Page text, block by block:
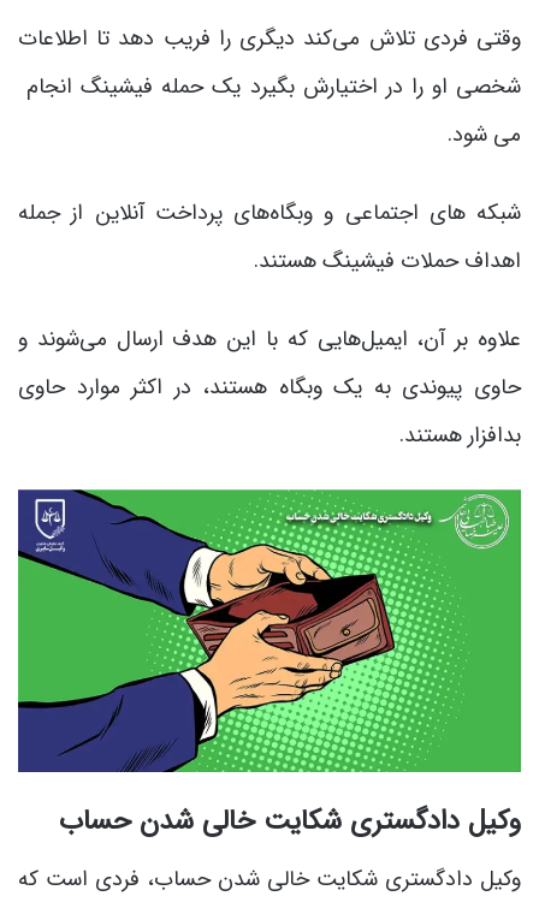
وقتی فردی تلاش می‌کند دیگری را فریب دهد تا اطلاعات
شخصی او را در اختیارش بگیرد یک حمله فیشینگ انجام
می شود.
شبکه های اجتماعی و وبگاه‌های پرداخت آنلاین از جمله
اهداف حملات فیشینگ هستند.
علاوه بر آن، ایمیل‌هایی که با این هدف ارسال می‌شوند و
حاوی پیوندی به یک وبگاه هستند، در اکثر موارد حاوی
بدافزار هستند.
وکیل دادگستری شکایت خالی شدن حساب
وکیل دادگستری شکایت خالی شدن حساب، فردی است که